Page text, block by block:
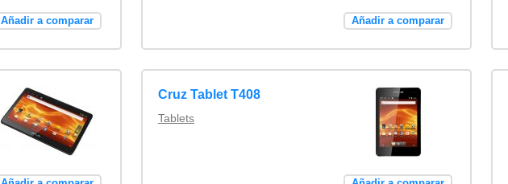
Añadir a comparar Añadir a comparar
Cruz Tablet T408
Tablets